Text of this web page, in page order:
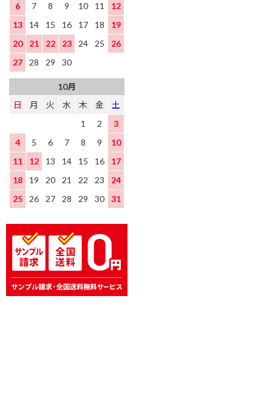
6
7 8 9 10 11
12
13
14 15 16 17 18
19
20
21 22 23 24 25
26
27
28 29 30
10月
日
月 火 水 木 金
土
1
2
3
4
5 6 7 8 9
10
11
12 13 14 15 16
17
18
19 20 21 22 23
24
25
26 27 28 29 30 31